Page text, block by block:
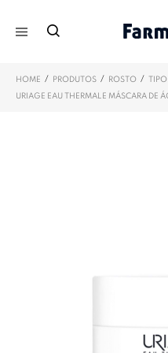
HOME / PRODUTOS / ROSTO /
URIAGE EAU THERMALE MÁSCARA DE